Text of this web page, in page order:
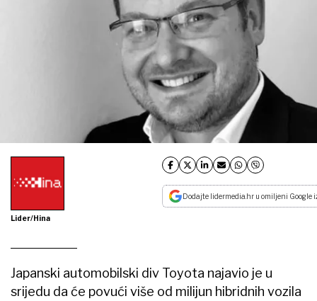
Lider/Hina
Dodajte lidermedia.hr u omiljeni Google
Japanski automobilski div Toyota najavio je u
srijedu da će povući više od milijun hibridnih vozila